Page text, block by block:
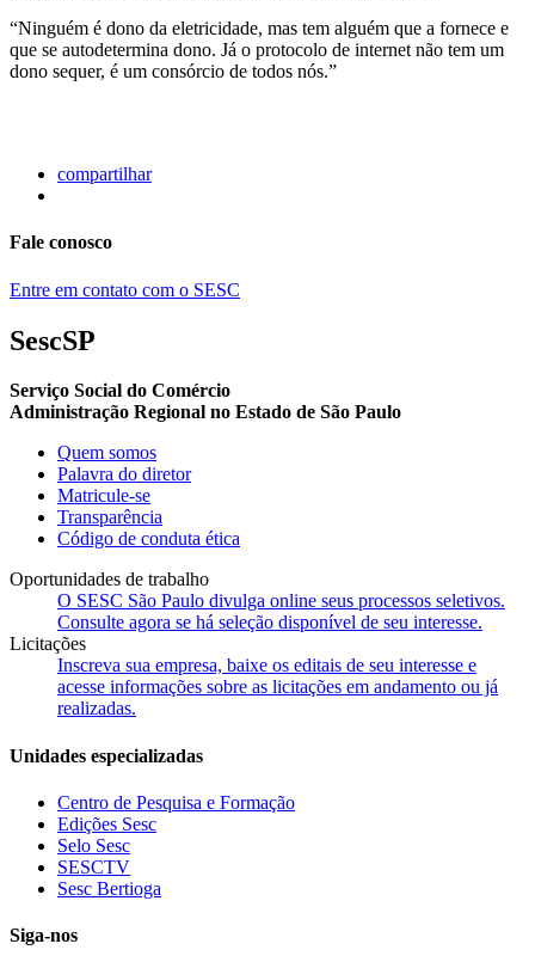
“Ninguém é dono da eletricidade, mas tem alguém que a fornece e
que se autodetermina dono. Já o protocolo de internet não tem um
dono sequer, é um consórcio de todos nós.”
compartilhar
Fale conosco
Entre em contato com o SESC
SescSP
Serviço Social do Comércio
Administração Regional no Estado de São Paulo
Quem somos
Palavra do diretor
Matricule-se
Transparência
Código de conduta ética
Oportunidades de trabalho
O SESC São Paulo divulga online seus processos seletivos.
Consulte agora se há seleção disponível de seu interesse.
Licitações
Inscreva sua empresa, baixe os editais de seu interesse e
acesse informações sobre as licitações em andamento ou já
realizadas.
Unidades especializadas
Centro de Pesquisa e Formação
Edições Sesc
Selo Sesc
SESCTV
Sesc Bertioga
Siga-nos